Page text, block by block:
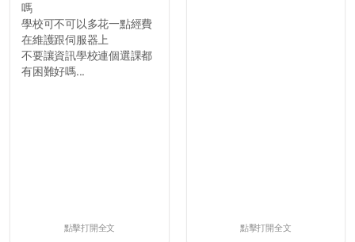
嗎
學校可不可以多花一點經費
在維護跟伺服器上
不要讓資訊學校連個選課都
有困難好嗎...
點擊打開全文 點擊打開全文